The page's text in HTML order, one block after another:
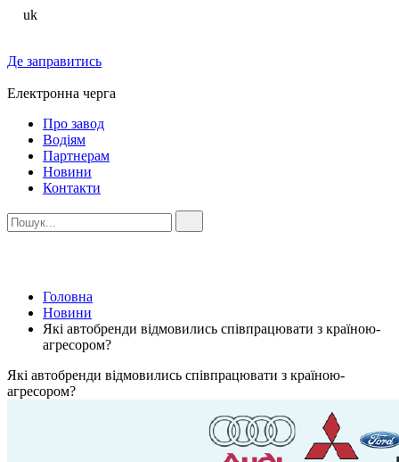
uk
Де заправитись
Електронна черга
Про завод
Водіям
Партнерам
Новини
Контакти
Головна
Новини
Які автобренди відмовились співпрацювати з країною-
агресором?
Які автобренди відмовились співпрацювати з країною-
агресором?